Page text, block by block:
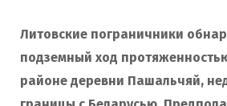
Литовские пограничники
подземный ход
районе деревни Пашальчяй,